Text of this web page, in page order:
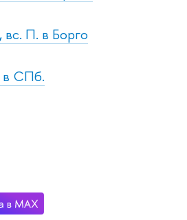
П. в Борго
в СПб.